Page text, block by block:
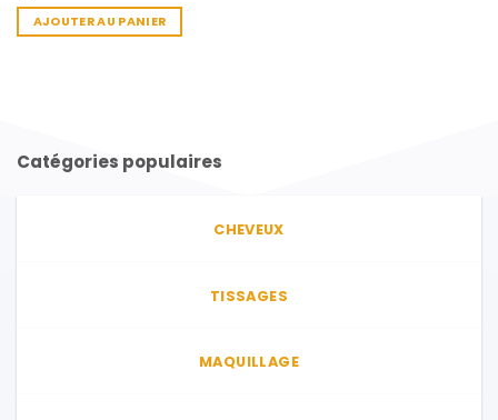
AJOUTER AU PANIER
Catégories populaires
CHEVEUX
TISSAGES
MAQUILLAGE